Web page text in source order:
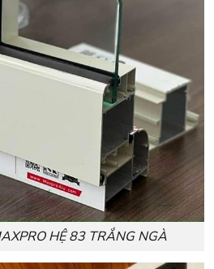
HỆ 83 TRẮNG NGÀ